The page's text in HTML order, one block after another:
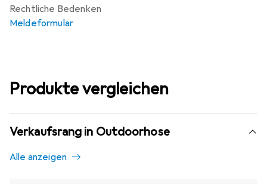
Rechtliche Bedenken
Meldeformular
Produkte vergleichen
Verkaufsrang in Outdoorhose
Alle anzeigen